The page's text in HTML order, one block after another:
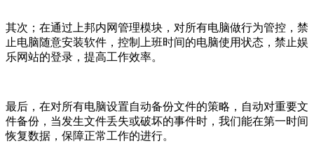
其次；在通过上邦内网管理模块，对所有电脑做行为管控，禁
止电脑随意安装软件，控制上班时间的电脑使用状态，禁止娱
乐网站的登录，提高工作效率。
最后，在对所有电脑设置自动备份文件的策略，自动对重要文
件备份，当发生文件丢失或破坏的事件时，我们能在第一时间
恢复数据，保障正常工作的进行。